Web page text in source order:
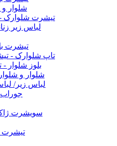
شلوار و
تیشرت شلوارک
لباس زیر
تیشرت
تاپ شلوارک -
بلوز شلوار
شلوار و
لباس زیر/
جوراب
سویشرت
تیشرت